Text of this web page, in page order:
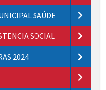
SAÚDE
SOCIAL
2024